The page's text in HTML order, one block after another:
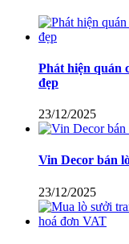
Phát hiện quán
đẹp
23/12/2025
Vin Decor bán
23/12/2025